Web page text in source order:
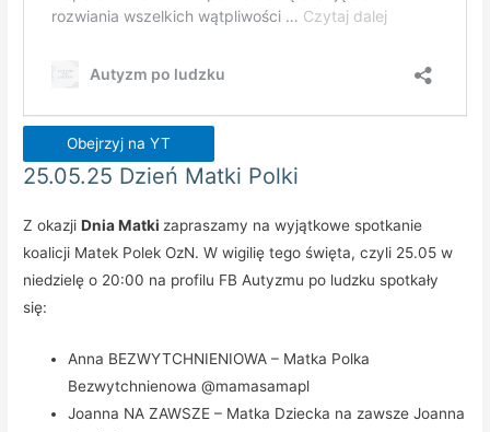
Obejrzyj na YT
25.05.25 Dzień Matki Polki
Z okazjiDnia Matki zapraszamy na wyjątkowe spotkanie
koalicji Matek Polek OzN. W wigilię tego święta, czyli 25.05 w
niedzielę o 20:00 na profilu FB Autyzmu po ludzku spotkały
się:
Anna BEZWYTCHNIENIOWA – Matka Polka
Bezwytchnienowa @mamasamapl
Joanna NA ZAWSZE – Matka Dziecka na zawsze Joanna